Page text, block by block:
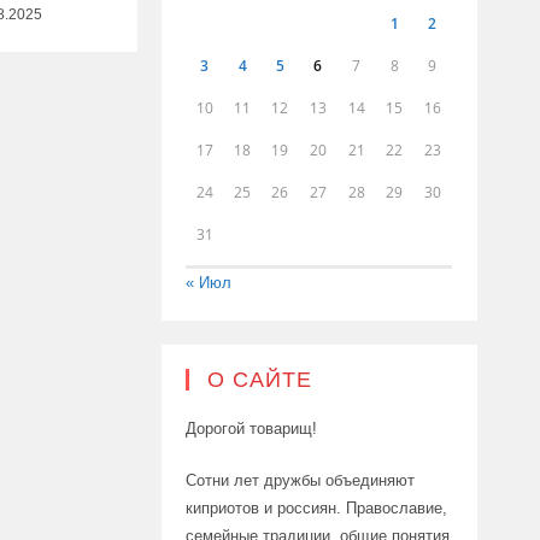
1 2
3 4 5 6 7 8 9
10 11 12 13 14 15 16
17 18 19 20 21 22 23
24 25 26 27 28 29 30
31
« Июл
О САЙТЕ
Дорогой товарищ!
Сотни лет дружбы объединяют
киприотов и россиян. Православие,
семейные традиции, общие понятия